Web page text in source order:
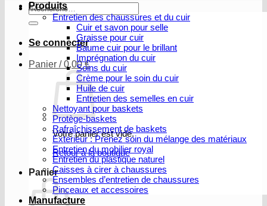
Recherche
pour :
Se connecter
Panier /0,00€
Votre panier est vide.
Retour à la boutique
Panier
Produits
Entretien des chaussures et du cuir
Cuir et savon pour selle
Graisse pour cuir
Baume cuir pour le brillant
Imprégnation du cuir
Soins du cuir
Crème pour le soin du cuir
Huile de cuir
Entretien des semelles en cuir
Nettoyant pour baskets
Protège-baskets
Rafraîchissement de baskets
Extérieur : Prenez soin du mélange des matériaux
Entretien du mobilier royal
Entretien du plastique naturel
Caisses à cirer à chaussures
Ensembles d’entretien de chaussures
Pinceaux et accessoires
Manufacture